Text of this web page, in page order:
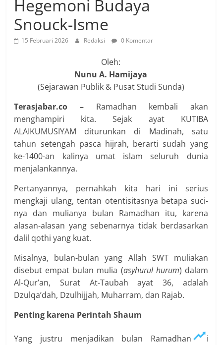
Hegemoni Budaya
Snouck-Isme
15 Februari 2026 Redaksi 0 Komentar
Oleh:
Nunu A. Hamijaya
(Sejarawan Publik & Pusat Studi Sunda)
Terasjabar.co – Ramadhan kembali akan
menghampiri kita. Sejak ayat KUTIBA
ALAIKUMUSIYAM diturunkan di Madinah, satu
tahun setengah pasca hijrah, berarti sudah yang
ke-1400-an kalinya umat islam seluruh dunia
menjalankannya.
Pertanyannya, pernahkah kita hari ini serius
mengkaji ulang, tentan otentisitasnya betapa suci-
nya dan mulianya bulan Ramadhan itu, karena
alasan-alasan yang sebenarnya tidak berdasarkan
dalil qothi yang kuat.
Misalnya, bulan-bulan yang Allah SWT muliakan
disebut empat bulan mulia (asyhurul hurum) dalam
Al-Qur’an, Surat At-Taubah ayat 36, adalah
Dzulqa’dah, Dzulhijjah, Muharram, dan Rajab.
Penting karena Perintah Shaum
Yang justru menjadikan bulan Ramadhan ini